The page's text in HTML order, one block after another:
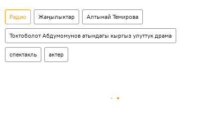
Радио Жаңылыктар Алтынай Темирова
Токтоболот Абдумомунов атындагы кыргыз улуттук драма
спектакль актер